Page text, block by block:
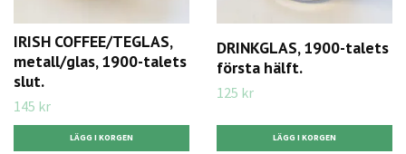
IRISH COFFEE/TEGLAS,
metall/glas, 1900-talets
slut.
145 kr
DRINKGLAS, 1900-talets
första hälft.
125 kr